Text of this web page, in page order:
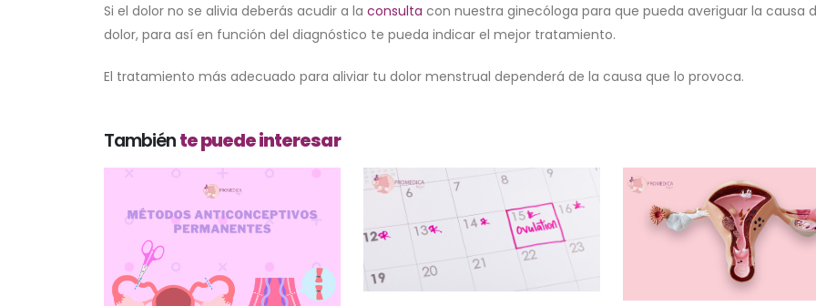
Si el dolor no se alivia deberás acudir a la consulta con nuestra ginecóloga para que pueda averiguar la causa
dolor, para así en función del diagnóstico te pueda indicar el mejor tratamiento.
El tratamiento más adecuado para aliviar tu dolor menstrual dependerá de la causa que lo provoca.
Tambiénte puede interesar